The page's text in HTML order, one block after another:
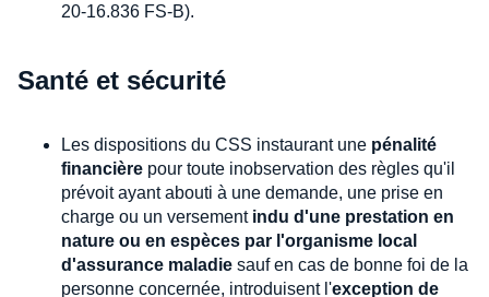
20-16.836 FS-B).
Santé et sécurité
Les dispositions du CSS instaurant une pénalité
financière pour toute inobservation des règles qu'il
prévoit ayant abouti à une demande, une prise en
charge ou un versement indu d'une prestation en
nature ou en espèces par l'organisme local
d'assurance maladie sauf en cas de bonne foi de la
personne concernée, introduisent l'exception de